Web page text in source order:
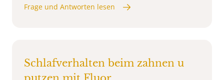
Frage und Antworten lesen
Schlafverhalten beim zahnen u